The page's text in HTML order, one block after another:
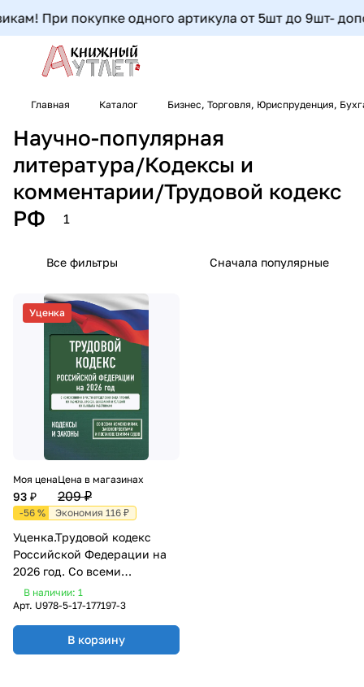
При покупке одного артикула от 5шт до 9шт-
Главная Каталог Бизнес, Торговля, Юриспруденция,
Научно-популярная
литература/Кодексы и
комментарии/Трудовой кодекс
РФ
1
Все фильтры Сначала популярные
Уценка
Моя цена
93 ₽
Цена в магазинах
209 ₽
-56 % Экономия 116 ₽
Уценка.Трудовой кодекс
Российской Федерации на
2026 год. Со всеми
изменениями,
законопроектами и
постановлениями судов
В наличии: 1
Арт. U978-5-17-177197-3
В корзину